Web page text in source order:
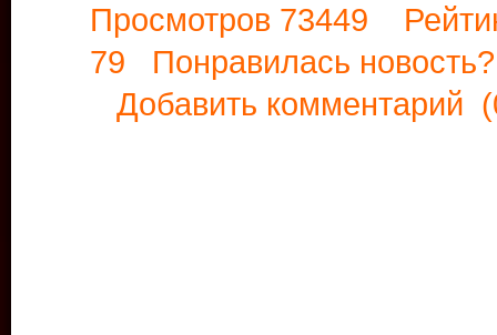
Просмотров 73449
79 Понравилась
Добавить комментарий